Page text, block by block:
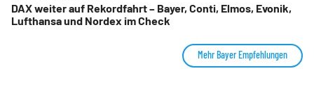
DAX weiter auf Rekordfahrt – Bayer, Conti, Elmos, Evonik,
Lufthansa und Nordex im Check
Mehr Bayer Empfehlungen